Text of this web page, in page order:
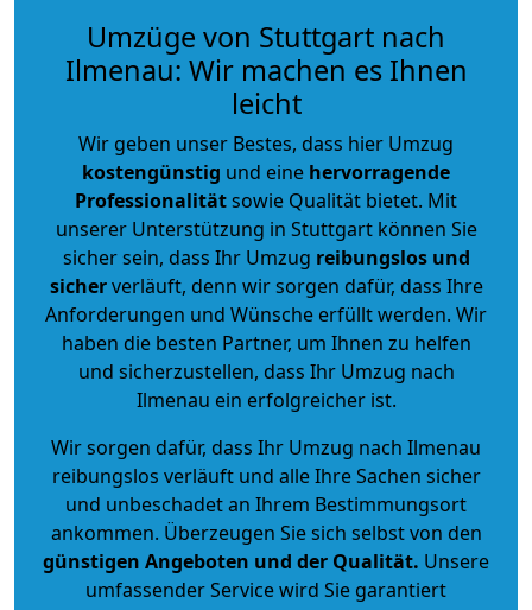
Umzüge von Stuttgart nach
Ilmenau: Wir machen es Ihnen
leicht
Wir geben unser Bestes, dass hier Umzug
kostengünstig und eine hervorragende
Professionalitätsowie Qualität bietet. Mit
unserer Unterstützung in Stuttgart können Sie
sicher sein, dass Ihr Umzug reibungslos und
sicherverläuft, denn wir sorgen dafür, dass Ihre
Anforderungen und Wünsche erfüllt werden. Wir
haben die besten Partner, um Ihnen zu helfen
und sicherzustellen, dass Ihr Umzug nach
Ilmenau ein erfolgreicher ist.
Wir sorgen dafür, dass Ihr Umzug nach Ilmenau
reibungslos verläuft und alle Ihre Sachen sicher
und unbeschadet an Ihrem Bestimmungsort
ankommen. Überzeugen Sie sich selbst von den
günstigen Angeboten und der Qualität. Unsere
umfassender Service wird Sie garantiert